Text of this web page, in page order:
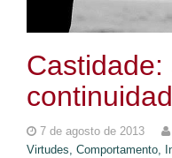
7 de agosto de 2013
Virtudes, Comportamento,